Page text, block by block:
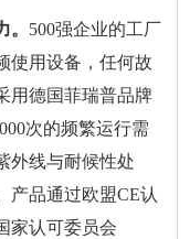
500强企业的工厂
使用设备，任何故
用德国菲瑞普品牌
次的频繁运行需
外线与耐候性处
产品通过欧盟CE认
家认可委员会